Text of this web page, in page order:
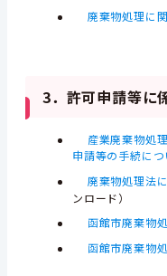
廃棄物処理に
3．許可申請等に
産業廃棄物処
申請等の手続につ
廃棄物処理法
ンロード）
函館市廃棄物
函館市廃棄物